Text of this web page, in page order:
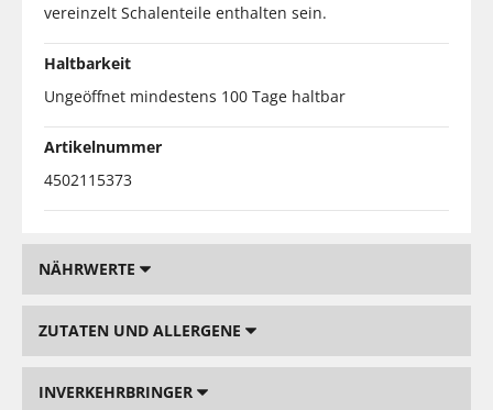
vereinzelt Schalenteile enthalten sein.
Haltbarkeit
Ungeöffnet mindestens 100 Tage haltbar
Artikelnummer
4502115373
NÄHRWERTE
ZUTATEN UND ALLERGENE
INVERKEHRBRINGER